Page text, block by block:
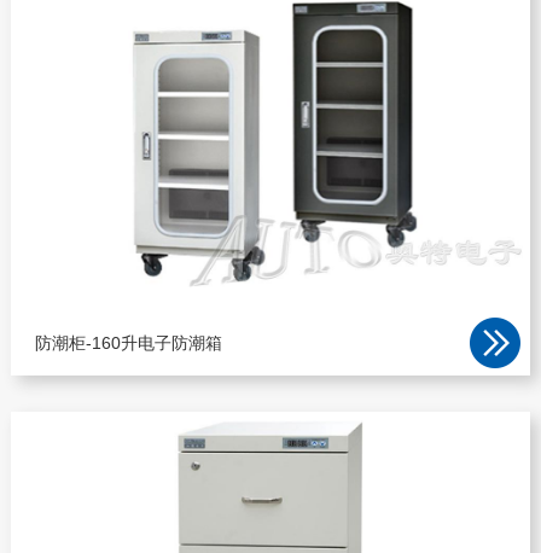
防潮柜-160升电子防潮箱